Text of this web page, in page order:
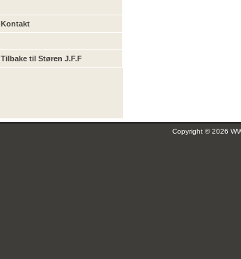
Kontakt
Tilbake til Støren J.F.F
Copyright © 2026